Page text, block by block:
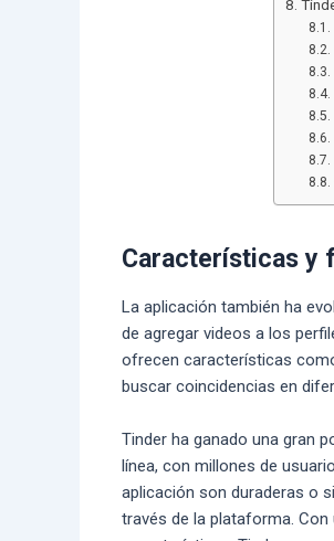
Características y
La aplicación también ha
de agregar videos a los
ofrecen características
buscar coincidencias en
Tinder ha ganado una gran
línea, con millones de
aplicación son duraderas o
través de la plataforma.